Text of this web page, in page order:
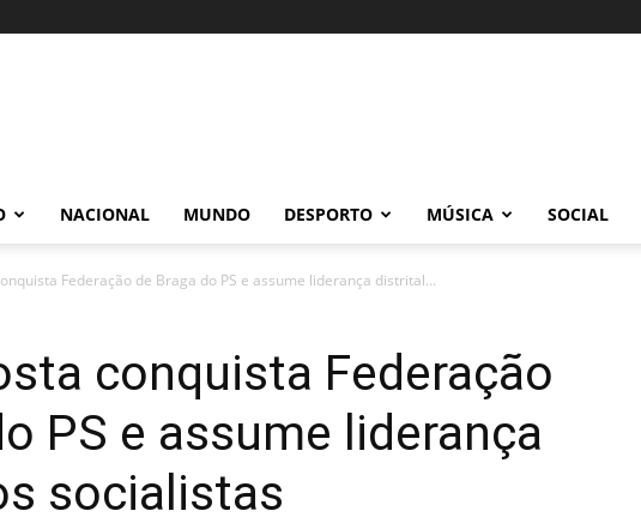
NACIONAL MUNDO DESPORTO MÚSICA SOCIAL
Federação de Braga do PS e assume liderança distrital...
conquista Federação
PS e assume liderança
socialistas